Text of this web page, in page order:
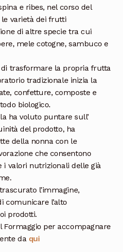
e ribes, nel corso del
le varietà dei frutti
di altre specie tra cui
mele cotogne, sambuco e
trasformare la propria frutta
tradizionale inizia la
confetture, composte e
biologico.
ha voluto puntare sull’
del prodotto, ha
della nonna con le
che consentono
i valori nutrizionali delle già
l’immagine,
comunicare l’alto
prodotti.
Formaggio per accompagnare
da qui